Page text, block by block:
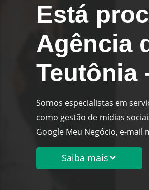
Está
Agência
Teutônia
Somos especialistas em
como gestão de mídias
Google Meu Negócio, e-mail
Saiba mais